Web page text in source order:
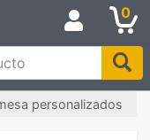
0
personalizados